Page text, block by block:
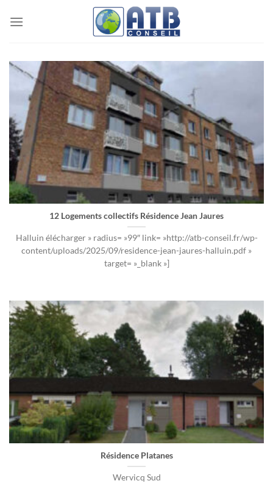
12 Logements collectifs Résidence Jean Jaures
Halluin élécharger » radius= »99″ link= »http://atb-conseil.fr/wp-
content/uploads/2025/09/residence-jean-jaures-halluin.pdf »
target= »_blank »]
Résidence Platanes
Wervicq Sud